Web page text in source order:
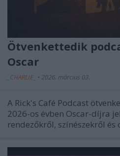
Ötvenkettedik
Oscar
_CHARLIE_ • 2026. március 03.
A Rick's Café Podcast
2026-os évben Oscar-díjra
rendezőkről, színészekről